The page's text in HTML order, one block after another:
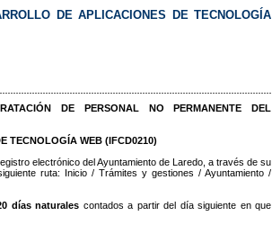
DE APLICACIONES DE TECNOLOGÍA
DE PERSONAL NO PERMANENTE DEL
TECNOLOGÍA WEB (IFCD0210)
electrónico del Ayuntamiento de Laredo, a través de su
ruta: Inicio / Trámites y gestiones / Ayuntamiento /
días naturales contados a partir del día siguiente en que